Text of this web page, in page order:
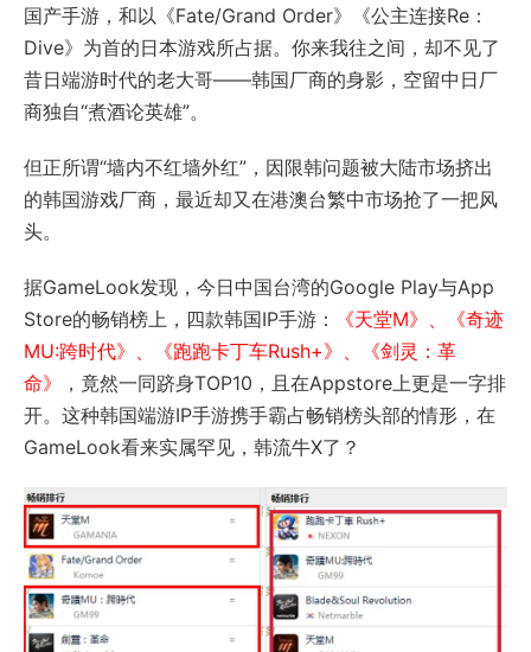
国产手游，和以《Fate/Grand Order》《公主连接Re：
Dive》为首的日本游戏所占据。你来我往之间，却不见了
昔日端游时代的老大哥——韩国厂商的身影，空留中日厂
商独自“煮酒论英雄”。
但正所谓“墙内不红墙外红”，因限韩问题被大陆市场挤出
的韩国游戏厂商，最近却又在港澳台繁中市场抢了一把风
头。
据GameLook发现，今日中国台湾的Google Play与App
Store的畅销榜上，四款韩国IP手游：
《天堂M》、《奇迹
MU:跨时代》、《跑跑卡丁车Rush+》、《剑灵：革
命》
，竟然一同跻身TOP10，且在Appstore上更是一字排
开。这种韩国端游IP手游携手霸占畅销榜头部的情形，在
GameLook看来实属罕见，韩流牛X了？